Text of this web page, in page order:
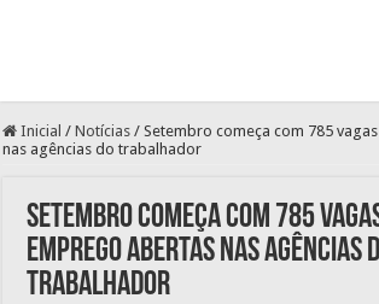
Inicial / Notícias / Setembro começa com 785
nas agências do trabalhador
Setembro começa com 785
emprego abertas nas agências
trabalhador